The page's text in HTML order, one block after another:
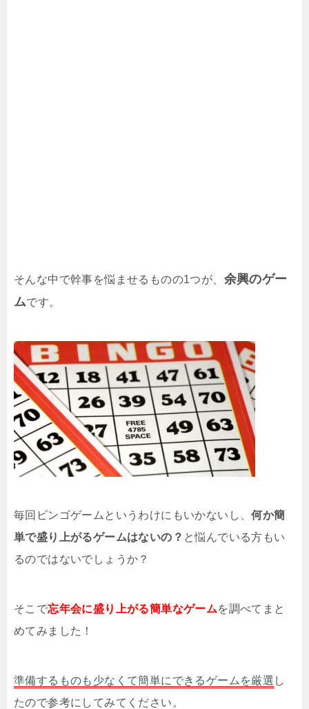
そんな中で幹事を悩ませるものの1つが、 余興のゲー
ムです。
毎回ビンゴゲームというわけにもいかないし、何か簡
単で盛り上がるゲームはないの？ と悩んでいる方もい
るのではないでしょうか？
そこで忘年会に盛り上がる簡単なゲームを調べてまと
めてみました！
準備するものも少なくて簡単にできるゲームを厳選 し
たので参考にしてみてください。